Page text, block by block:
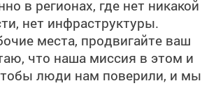
в регионах, где нет никакой
нет инфраструктуры.
места, продвигайте ваш
что наша миссия в этом и
люди нам поверили, и мы